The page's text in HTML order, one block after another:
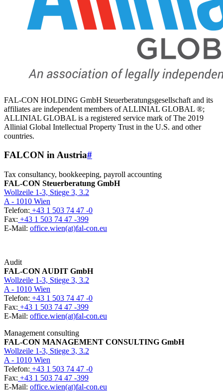
FAL-CON HOLDING GmbH Steuerberatungsgesellschaft and its
affiliates are independent members of ALLINIAL GLOBAL ®;
ALLINIAL GLOBAL is a registered service mark of The 2019
Allinial Global Intellectual Property Trust in the U.S. and other
countries.
FALCON in Austria#
Tax consultancy, bookkeeping, payroll accounting
FAL-CON Steuerberatung GmbH
Wollzeile 1-3, Stiege 3, 3.2
A - 1010 Wien
Telefon: +43 1 503 74 47 -0
Fax: +43 1 503 74 47 -399
E-Mail: office.wien(at)fal-con.eu
Audit
FAL-CON AUDIT GmbH
Wollzeile 1-3, Stiege 3, 3.2
A - 1010 Wien
Telefon: +43 1 503 74 47 -0
Fax: +43 1 503 74 47 -399
E-Mail: office.wien(at)fal-con.eu
Management consulting
FAL-CON MANAGEMENT CONSULTING GmbH
Wollzeile 1-3, Stiege 3, 3.2
A - 1010 Wien
Telefon: +43 1 503 74 47 -0
Fax: +43 1 503 74 47 -399
E-Mail: office.wien(at)fal-con.eu